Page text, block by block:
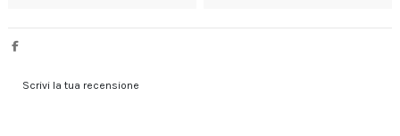
Scrivi la tua recensione